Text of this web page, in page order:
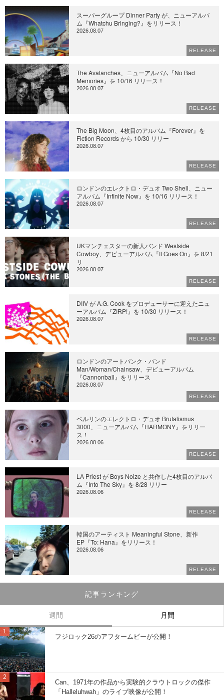
スーパーグループ Dinner Party が、ニューアルバ
ム『Whatchu Bringing?』をリリース！
2026.08.07
RELEASE
The Avalanches、ニューアルバム『No Bad
Memories』を 10/16 リリース！
2026.08.07
RELEASE
The Big Moon、4枚目のアルバム『Forever』を
Fiction Records から 10/30 リリー
2026.08.07
RELEASE
ロンドンのエレクトロ・デュオ Two Shell、ニュー
アルバム『Infinite Now』を 10/16 リリース！
2026.08.07
RELEASE
UKマンチェスターの新人バンド Westside
Cowboy、デビューアルバム『It Goes On』を 8/21
リ
2026.08.07
RELEASE
DIIV が A.G. Cook をプロデューサーに迎えたニュ
ーアルバム『ZIRP!』を 10/30 リリース！
2026.08.07
RELEASE
ロンドンのアートパンク・バンド
Man/Woman/Chainsaw、デビューアルバム
『Cannonball』をリリース
2026.08.07
RELEASE
ベルリンのエレクトロ・デュオ Brutalismus
3000、ニューアルバム『HARMONY』をリリー
ス！
2026.08.06
RELEASE
LA Priest が Boys Noize と共作した4枚目のアルバ
ム『Into The Sky』を 8/28 リリー
2026.08.06
RELEASE
韓国のアーティスト Meaningful Stone、新作
EP『To: Hana』をリリース！
2026.08.06
RELEASE
記事ランキング
週間 月間
フジロック26のアフタームビーが公開！
Can、1971年の作品から実験的クラウトロックの傑作
「Halleluhwah」のライブ映像が公開！